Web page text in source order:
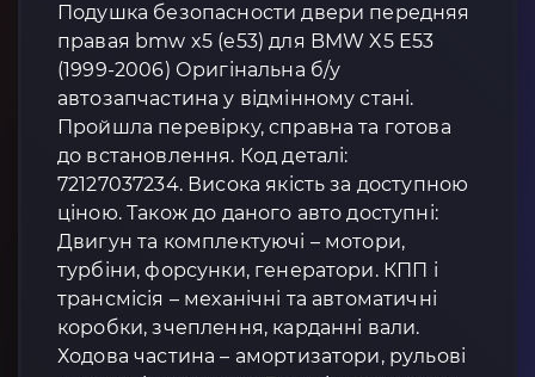
Подушка безопасности двери передняя
правая bmw x5 (e53) для BMW X5 E53
(1999-2006) Оригінальна б/у
автозапчастина у відмінному стані.
Пройшла перевірку, справна та готова
до встановлення. Код деталі:
72127037234. Висока якість за доступною
ціною. Також до даного авто доступні:
Двигун та комплектуючі – мотори,
турбіни, форсунки, генератори. КПП і
трансмісія – механічні та автоматичні
коробки, зчеплення, карданні вали.
Ходова частина – амортизатори, рульові